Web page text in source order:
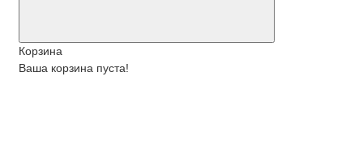
Корзина
Ваша корзина пуста!